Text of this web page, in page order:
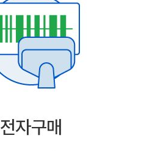
전자구매